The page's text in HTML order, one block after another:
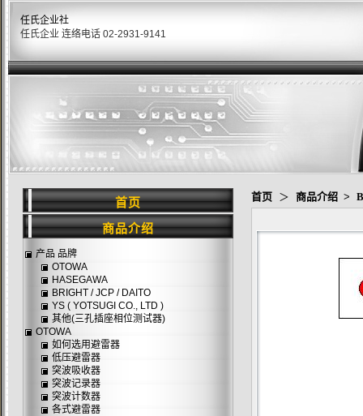
任氏企业社
任氏企业 连络电话 02-2931-9141
首页 ＞ 商品介绍 >
首页
商品介绍
产品 品牌
OTOWA
HASEGAWA
BRIGHT / JCP / DAITO
YS ( YOTSUGI CO., LTD )
其他(三孔插座相位测试器)
OTOWA
如何选用避雷器
低压避雷器
突波吸收器
突波记录器
突波计数器
各式避雷器